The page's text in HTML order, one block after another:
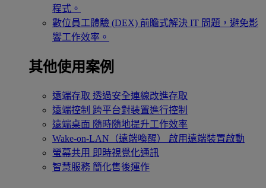
程式。
數位員工體驗 (DEX) 前瞻式解決 IT 問題，避免影
響工作效率。
其他使用案例
遠端存取 透過安全連線改進存取
遠端控制 跨平台對裝置進行控制
遠端桌面 隨時隨地提升工作效率
Wake-on-LAN（遠端喚醒）
啟用遠端裝置啟動
螢幕共用 即時視覺化通訊
智慧服務 簡化售後運作